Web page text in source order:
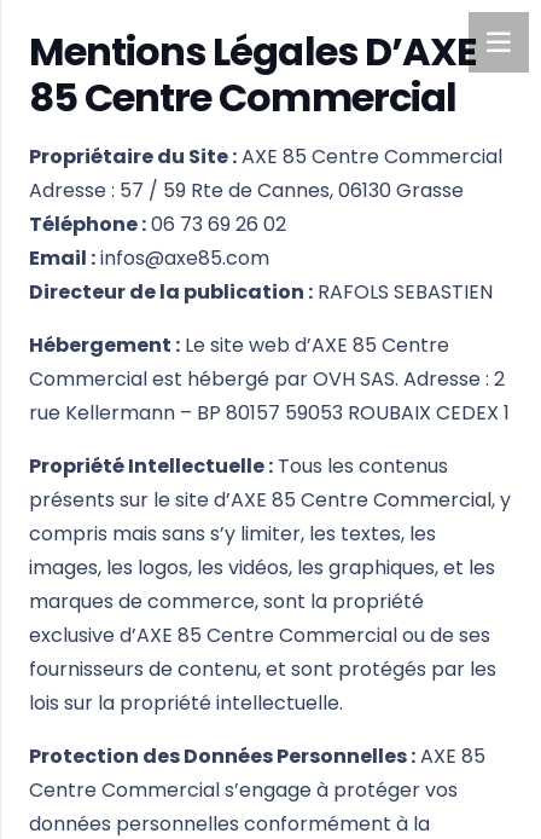
Mentions Légales D’AXE
85 Centre Commercial
Propriétaire du Site :AXE 85 Centre Commercial
Adresse : 57 / 59 Rte de Cannes, 06130 Grasse
Téléphone :06 73 69 26 02
Email :infos@axe85.com
Directeur de la publication : RAFOLS SEBASTIEN
Hébergement : Le site web d’AXE 85 Centre
Commercial est hébergé par OVH SAS. Adresse : 2
rue Kellermann – BP 80157 59053 ROUBAIX CEDEX 1
Propriété Intellectuelle : Tous les contenus
présents sur le site d’AXE 85 Centre Commercial, y
compris mais sans s’y limiter, les textes, les
images, les logos, les vidéos, les graphiques, et les
marques de commerce, sont la propriété
exclusive d’AXE 85 Centre Commercial ou de ses
fournisseurs de contenu, et sont protégés par les
lois sur la propriété intellectuelle.
Protection des Données Personnelles :AXE 85
Centre Commercial s’engage à protéger vos
données personnelles conformément à la